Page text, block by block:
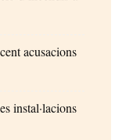
acusacions
instal·lacions